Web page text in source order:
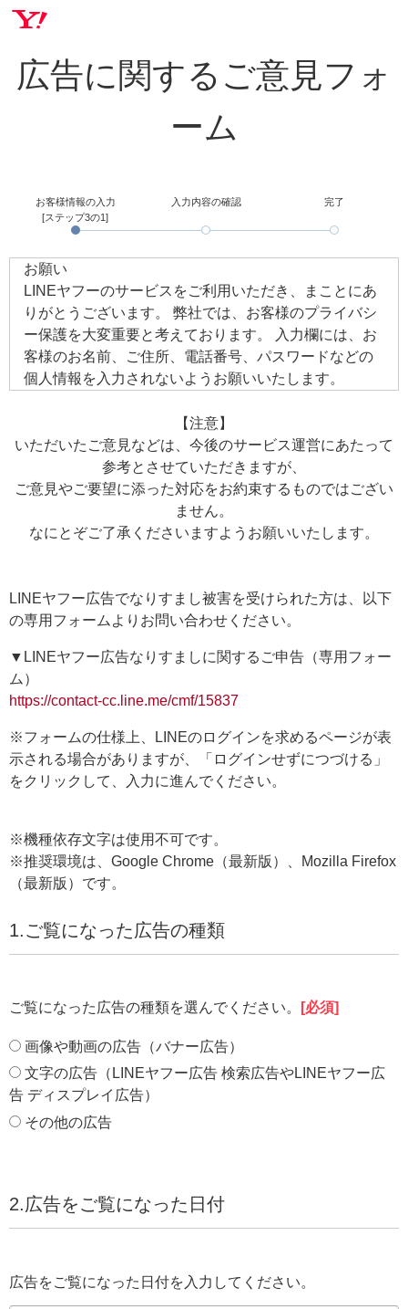
広告に関するご意見フォ
ーム
お客様情報の入力
[ステップ3の1]
入力内容の確認 完了
お願い
LINEヤフーのサービスをご利用いただき、まことにあ
りがとうございます。 弊社では、お客様のプライバシ
ー保護を大変重要と考えております。 入力欄には、お
客様のお名前、ご住所、電話番号、パスワードなどの
個人情報を入力されないようお願いいたします。
【注意】
いただいたご意見などは、今後のサービス運営にあたって
参考とさせていただきますが、
ご意見やご要望に添った対応をお約束するものではござい
ません。
なにとぞご了承くださいますようお願いいたします。
LINEヤフー広告でなりすまし被害を受けられた方は、以下
の専用フォームよりお問い合わせください。
▼LINEヤフー広告なりすましに関するご申告（専用フォー
ム）
https://contact-cc.line.me/cmf/15837
※フォームの仕様上、LINEのログインを求めるページが表
示される場合がありますが、「ログインせずにつづける」
をクリックして、入力に進んでください。
※機種依存文字は使用不可です。
※推奨環境は、Google Chrome（最新版）、Mozilla Firefox
（最新版）です。
1.ご覧になった広告の種類
ご覧になった広告の種類を選んでください。 [必須]
画像や動画の広告（バナー広告）
文字の広告（LINEヤフー広告 検索広告やLINEヤフー広
告 ディスプレイ広告）
その他の広告
2.広告をご覧になった日付
広告をご覧になった日付を入力してください。